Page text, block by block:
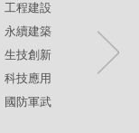
工程建設
永續建築
生技創新
科技應用
國防軍武